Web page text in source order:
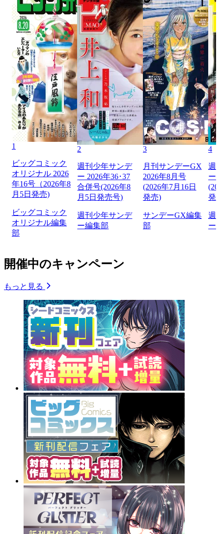
1
ビッグコミック
オリジナル 2026
年16号（2026年8
月5日発売)
ビッグコミック
オリジナル編集
部
2
週刊少年サンデ
ー 2026年36･37
合併号(2026年8
月5日発売号)
週刊少年サンデ
ー編集部
3
月刊サンデーGX
2026年8月号
(2026年7月16日
発売)
サンデーGX編集
部
4
週
ー
発
週
ー
開催中のキャンペーン
もっと見る